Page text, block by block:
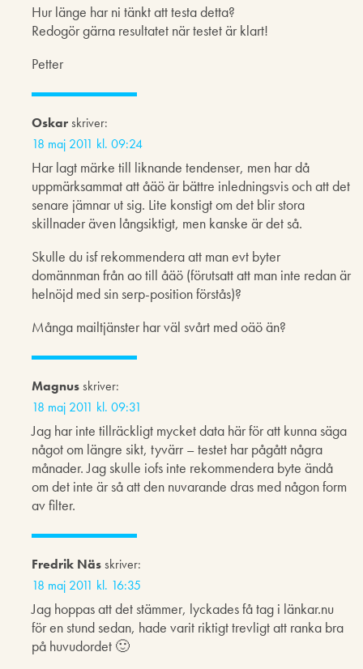
Hur länge har ni tänkt att testa detta?
Redogör gärna resultatet när testet är klart!
Petter
Oskarskriver:
18 maj 2011 kl. 09:24
Har lagt märke till liknande tendenser, men har då
uppmärksammat att åäö är bättre inledningsvis och att det
senare jämnar ut sig. Lite konstigt om det blir stora
skillnader även långsiktigt, men kanske är det så.
Skulle du isf rekommendera att man evt byter
domännman från ao till åäö (förutsatt att man inte redan är
helnöjd med sin serp-position förstås)?
Många mailtjänster har väl svårt med oäö än?
Magnusskriver:
18 maj 2011 kl. 09:31
Jag har inte tillräckligt mycket data här för att kunna säga
något om längre sikt, tyvärr – testet har pågått några
månader. Jag skulle iofs inte rekommendera byte ändå
om det inte är så att den nuvarande dras med någon form
av filter.
Fredrik Nässkriver:
18 maj 2011 kl. 16:35
Jag hoppas att det stämmer, lyckades få tag i länkar.nu
för en stund sedan, hade varit riktigt trevligt att ranka bra
på huvudordet 🙂